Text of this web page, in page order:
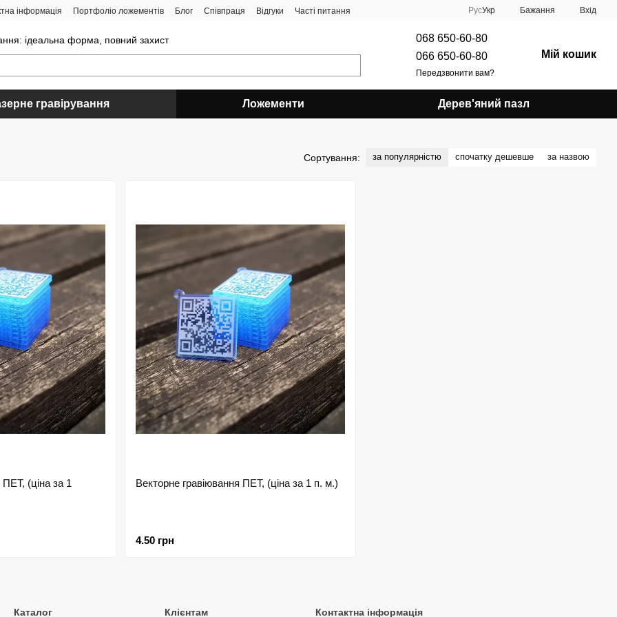
інформація Портфоліо ложементів Блог Співпраця Відгуки
Часті питання
РусУкр Бажання Вхід
ідеальна форма, повний захист
068 650-60-80
066 650-60-80
Передзвонити вам?
Мій кошик
гравірування Ложементи Дерев'яний пазл
Сортування: за популярністю спочатку дешевше за назвою
(ціна за 1
Векторне гравіювання ПЕТ, (ціна за 1 п. м.)
4.50 грн
Каталог Клієнтам Контактна інформація